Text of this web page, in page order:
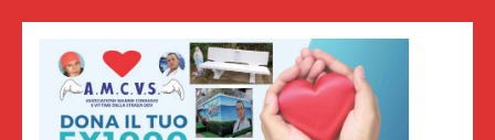
contenuto
(premi